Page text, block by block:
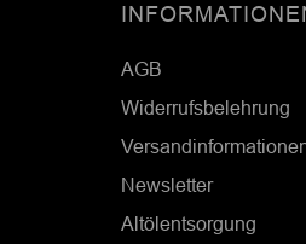
AGB
Widerrufsbelehrung
Newsletter
Altölentsorgung